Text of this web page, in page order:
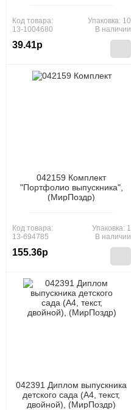
Код товара:
13-1004680
39.41р
Упаковка: 10
В наличии
042159 Комплект
"Портфолио выпускника",
(МирПоздр)
Код товара:
13-694785
155.36р
Упаковка: 1
В наличии
042391 Диплом выпускника
детского сада (А4, текст,
двойной), (МирПоздр)